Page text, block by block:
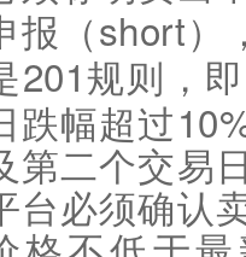
报（ short ）
201 规则，
跌幅超过
第二个交易
台必须确认